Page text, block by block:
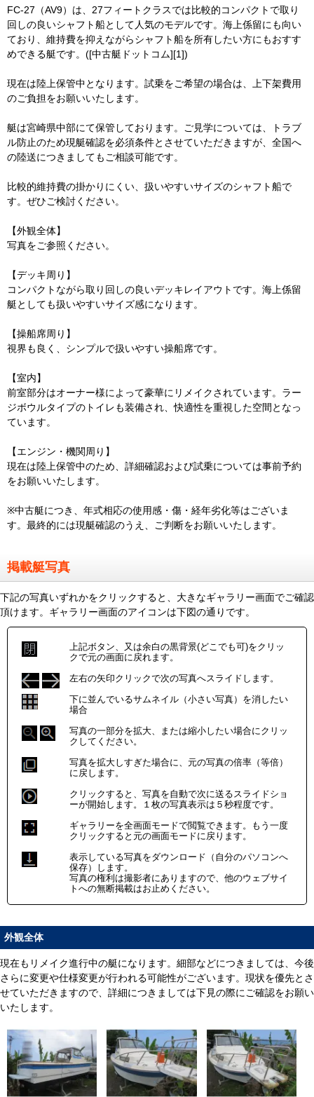
FC-27（AV9）は、27フィートクラスでは比較的コンパクトで取り
回しの良いシャフト船として人気のモデルです。海上係留にも向い
ており、維持費を抑えながらシャフト船を所有したい方にもおすす
めできる艇です。([中古艇ドットコム][1])
現在は陸上保管中となります。試乗をご希望の場合は、上下架費用
のご負担をお願いいたします。
艇は宮崎県中部にて保管しております。ご見学については、トラブ
ル防止のため現艇確認を必須条件とさせていただきますが、全国へ
の陸送につきましてもご相談可能です。
比較的維持費の掛かりにくい、扱いやすいサイズのシャフト船で
す。ぜひご検討ください。
【外観全体】
写真をご参照ください。
【デッキ周り】
コンパクトながら取り回しの良いデッキレイアウトです。海上係留
艇としても扱いやすいサイズ感になります。
【操船席周り】
視界も良く、シンプルで扱いやすい操船席です。
【室内】
前室部分はオーナー様によって豪華にリメイクされています。ラー
ジボウルタイプのトイレも装備され、快適性を重視した空間となっ
ています。
【エンジン・機関周り】
現在は陸上保管中のため、詳細確認および試乗については事前予約
をお願いいたします。
※中古艇につき、年式相応の使用感・傷・経年劣化等はございま
す。最終的には現艇確認のうえ、ご判断をお願いいたします。
掲載艇写真
下記の写真いずれかをクリックすると、大きなギャラリー画面でご確認
頂けます。ギャラリー画面のアイコンは下図の通りです。
上記ボタン、又は余白の黒背景(どこでも可)をクリッ
クで元の画面に戻れます。
左右の矢印クリックで次の写真へスライドします。
下に並んでいるサムネイル（小さい写真）を消したい
場合
写真の一部分を拡大、または縮小したい場合にクリッ
クしてください。
写真を拡大しすぎた場合に、元の写真の倍率（等倍）
に戻します。
クリックすると、写真を自動で次に送るスライドショ
ーが開始します。１枚の写真表示は５秒程度です。
ギャラリーを全画面モードで閲覧できます。もう一度
クリックすると元の画面モードに戻ります。
表示している写真をダウンロード（自分のパソコンへ
保存）します。
写真の権利は撮影者にありますので、他のウェブサイ
トへの無断掲載はお止めください。
外観全体
現在もリメイク進行中の艇になります。細部などにつきましては、今後
さらに変更や仕様変更が行われる可能性がございます。現状を優先とさ
せていただきますので、詳細につきましては下見の際にご確認をお願い
いたします。